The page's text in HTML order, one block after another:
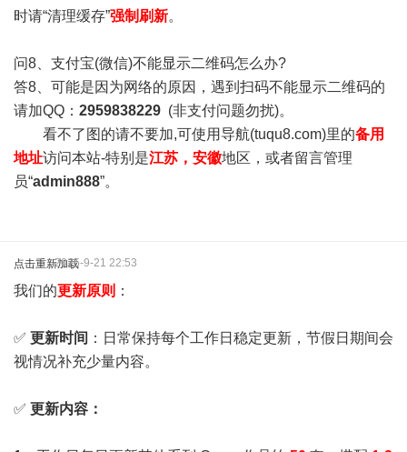
时请“清理缓存”强制刷新。
问8、支付宝(微信)不能显示二维码怎么办?
答8、可能是因为网络的原因，遇到扫码不能显示二维码的
请加QQ： 2959838229 (非支付问题勿扰)。
看不了图的请不要加,可使用导航(tuqu8.com)里的备用
地址访问本站-特别是江苏，安徽地区，或者留言管理
员“admin888”。
点击重新加载2025-9-21 22:53
我们的更新原则 ：
✅ 更新时间 ：日常保持每个工作日稳定更新，节假日期间会
视情况补充少量内容。
✅ 更新内容：